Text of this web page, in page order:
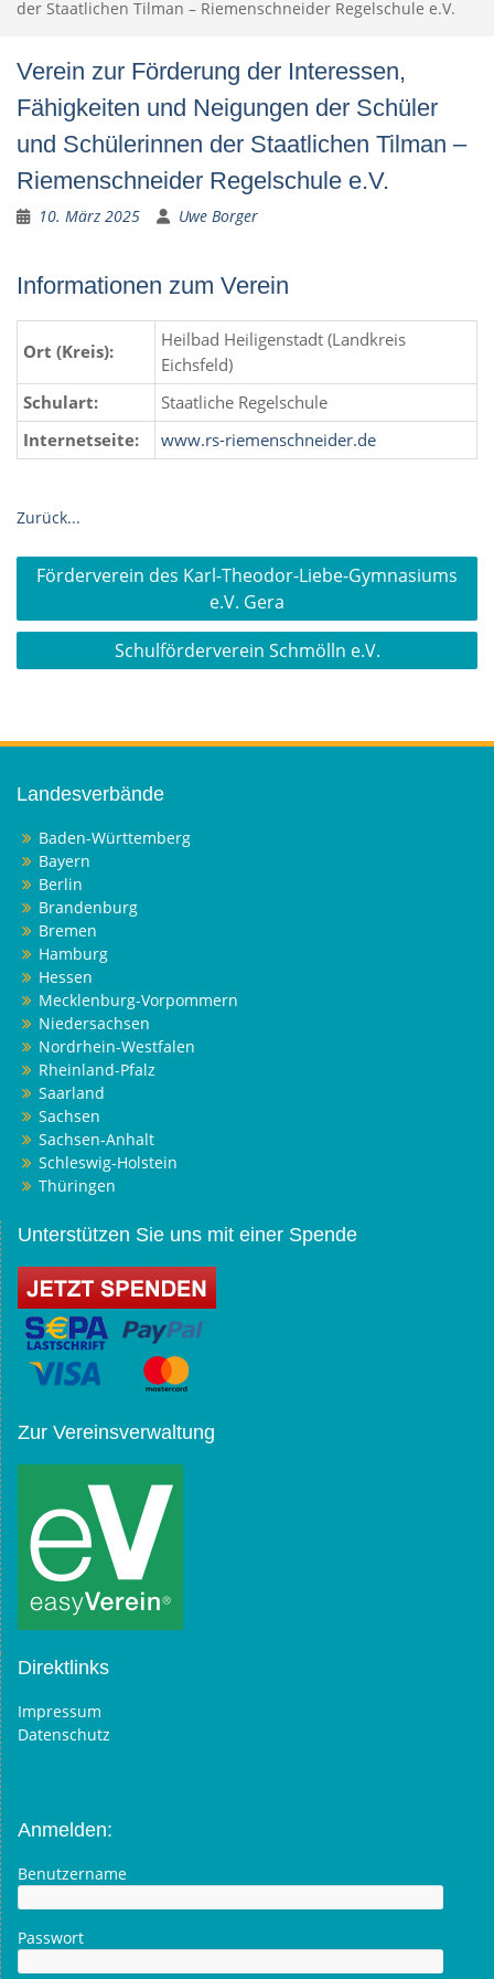
der Staatlichen Tilman – Riemenschneider Regelschule e.V.
Verein zur Förderung der Interessen,
Fähigkeiten und Neigungen der Schüler
und Schülerinnen der Staatlichen Tilman –
Riemenschneider Regelschule e.V.
10. März 2025 Uwe Borger
Informationen zum Verein
Ort (Kreis):
Heilbad Heiligenstadt (Landkreis
Eichsfeld)
Schulart:
Staatliche Regelschule
Internetseite:
www.rs-riemenschneider.de
Zurück...
Beitragsnavigation
Förderverein des Karl-Theodor-Liebe-Gymnasiums
e.V. Gera
Schulförderverein Schmölln e.V.
Landesverbände
Baden-Württemberg
Bayern
Berlin
Brandenburg
Bremen
Hamburg
Hessen
Mecklenburg-Vorpommern
Niedersachsen
Nordrhein-Westfalen
Rheinland-Pfalz
Saarland
Sachsen
Sachsen-Anhalt
Schleswig-Holstein
Thüringen
Unterstützen Sie uns mit einer Spende
Zur Vereinsverwaltung
Direktlinks
Impressum
Datenschutz
Anmelden:
Benutzername
Passwort